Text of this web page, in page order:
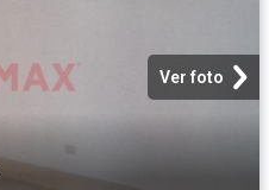
Ver foto